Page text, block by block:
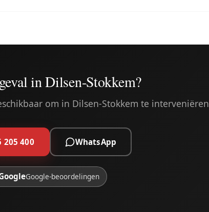
in Dilsen-Stokkem?
om in Dilsen-Stokkem te interveniëren
205 400 WhatsApp
Google-beoordelingen